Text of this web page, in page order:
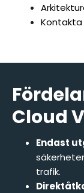
Kontakta
Cloud
Endast
trafik.​